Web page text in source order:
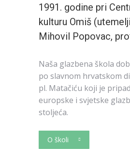
1991. godine pri
kulturu Omiš
Mihovil Popovac,
Naša glazbena škola
po slavnom hrvatskom
pl. Matačiću koji je
europske i svjetske
stoljeća.
O školi